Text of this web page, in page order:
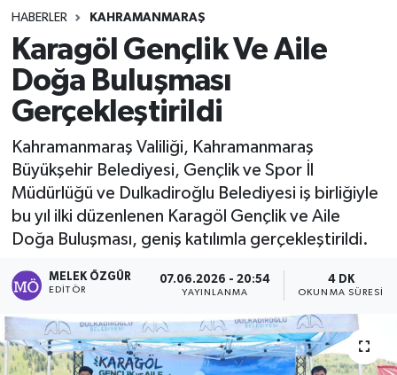
HABERLER KAHRAMANMARAŞ
Karagöl Gençlik Ve Aile
Doğa Buluşması
Gerçekleştirildi
Kahramanmaraş Valiliği, Kahramanmaraş
Büyükşehir Belediyesi, Gençlik ve Spor İl
Müdürlüğü ve Dulkadiroğlu Belediyesi iş birliğiyle
bu yıl ilki düzenlenen Karagöl Gençlik ve Aile
Doğa Buluşması, geniş katılımla gerçekleştirildi.
MELEK ÖZGÜR
EDITÖR
07.06.2026 - 20:54
YAYINLANMA
4 DK
OKUNMA SÜRESI
Güncel
Gündem
Magazin
Politika
Sağlık
Spor
Tarih - Kültür - Sanat - Turizm
Yaşam
Süper Lig Puan Durumu ve Fikstür
Tüm Manşetler
Son Dakika Haberleri
Haber Arşivi